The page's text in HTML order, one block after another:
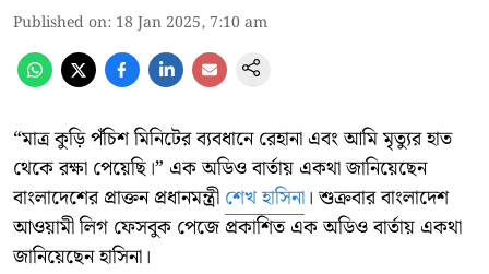
Published on: 18 Jan 2025, 7:10 am
“মাত্র কুড়ি পঁচিশ মিনিটের ব্যবধানে রেহানা এবং আমি মৃত্যুর হাত
থেকে রক্ষা পেয়েছি।” এক অডিও বার্তায় একথা জানিয়েছেন
বাংলাদেশের প্রাক্তন প্রধানমন্ত্রী শেখ হাসিনা। শুক্রবার বাংলাদেশ
আওয়ামী লিগ ফেসবুক পেজে প্রকাশিত এক অডিও বার্তায় একথা
জানিয়েছেন হাসিনা।